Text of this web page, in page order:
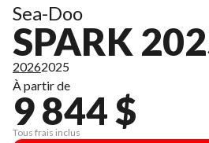
Sea-Doo
SPARK
20262025
À partir de
9 844 $
Tous frais inclus